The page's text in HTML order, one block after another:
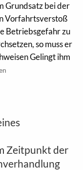
Grundsatz bei der
Vorfahrtsverstoß
Betriebsgefahr zu
so muss er
Gelingt ihm
Zeitpunkt der